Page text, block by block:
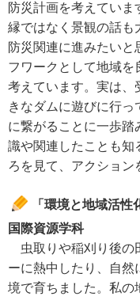
防災計画を考えてい
縁ではなく景観の話も
防災関連に進みたいと
フワークとして地域を
考えています。実は、
きなダムに遊びに行
に繋がることに一歩踏
識や関連したことも知
ろを見て、アクション
「環境と地域活
国際資源学科
虫取りや稲刈り後の
ーに熱中したり、自然
境で育ちました。私の